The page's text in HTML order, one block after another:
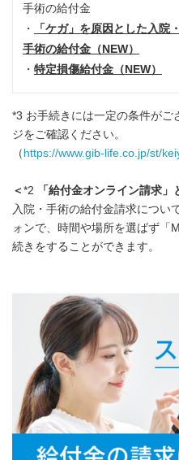
手術の給付金
・
「ケガ」を原因とした入院・
手術の給付金（NEW）
・ 特定損傷給付金（NEW）
*3 お手続きには一定の条件がご
ジをご確認ください。
（ https://www.gib-life.co.jp/st/
＜ *2
「給付金オンライン請求」
入院・手術の給付金請求につい
ォンで、時間や場所を選ばず「
続きをすることができます。